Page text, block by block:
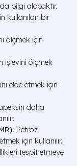
bilgi alacaktır.
kullanılan bir
ölçmek için
işlevini ölçmek
elde etmek için
daha
Petroz
için kullanılır.
tespit etmeye